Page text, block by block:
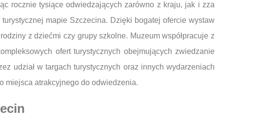
rocznie tysiące odwiedzających zarówno z kraju, jak i zza
mapie Szczecina. Dzięki bogatej ofercie wystaw
z dziećmi czy grupy szkolne. Muzeum współpracuje z
ofert turystycznych obejmujących zwiedzanie
udział w targach turystycznych oraz innych wydarzeniach
miejsca atrakcyjnego do odwiedzenia.